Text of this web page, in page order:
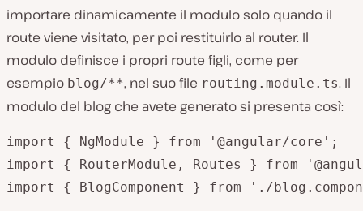
importare dinamicamente il modulo solo quando il
route viene visitato, per poi restituirlo al router. Il
modulo definisce i propri route figli, come per
esempio blog/**, nel suo file routing.module.ts. Il
modulo del blog che avete generato si presenta così:
import { NgModule } from '@angular/core';
import { RouterModule, Routes } from
import { BlogComponent } from './